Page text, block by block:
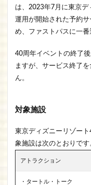
は、2023年7月に東京
運用が開始された予約
め、ファストパスに一番
40周年イベントの終了
ますが、サービス終了
ん。
対象施設
東京ディズニーリゾー
象施設は次のとおりです
アトラクション
・タートル・トーク